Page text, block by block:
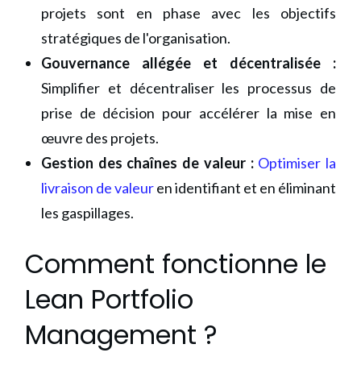
projets sont en phase avec les objectifs
stratégiques de l'organisation.
Gouvernance allégée et décentralisée :
Simplifier et décentraliser les processus de
prise de décision pour accélérer la mise en
œuvre des projets.
Gestion des chaînes de valeur : Optimiser la
livraison de valeuren identifiant et en éliminant
les gaspillages.
Comment fonctionne le
Lean Portfolio
Management ?